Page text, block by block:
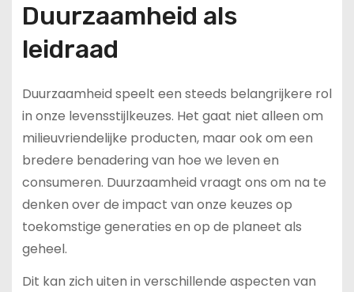
Duurzaamheid als
leidraad
Duurzaamheid speelt een steeds belangrijkere rol
in onze levensstijlkeuzes. Het gaat niet alleen om
milieuvriendelijke producten, maar ook om een
bredere benadering van hoe we leven en
consumeren. Duurzaamheid vraagt ons om na te
denken over de impact van onze keuzes op
toekomstige generaties en op de planeet als
geheel.
Dit kan zich uiten in verschillende aspecten van